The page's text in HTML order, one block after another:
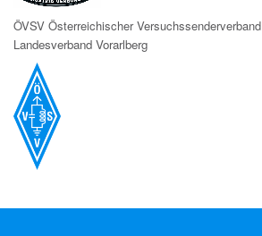
ÖVSV Österreichischer Versuchssenderverband
Landesverband Vorarlberg